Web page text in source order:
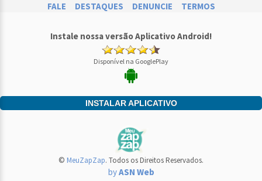
FALE DESTAQUES DENUNCIE TERMOS
Instale nossa versão Aplicativo Android!
Disponível na GooglePlay
INSTALAR APLICATIVO
© MeuZapZap. Todos os Direitos Reservados.
byASN Web